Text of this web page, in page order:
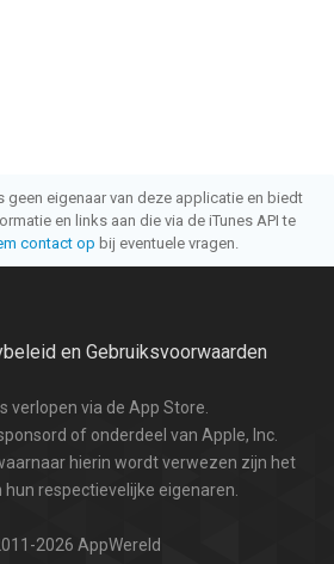
geen eigenaar van deze applicatie en biedt
en links aan die via de iTunes API te
contact op bij eventuele vragen.
en Gebruiksvoorwaarden
verlopen via de App Store.
of onderdeel van Apple, Inc.
hierin wordt verwezen zijn het
respectievelijke eigenaren.
2026 AppWereld